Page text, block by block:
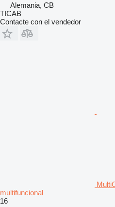
Alemania, CB
TICAB
Contacte con el vendedor
multifuncional
16